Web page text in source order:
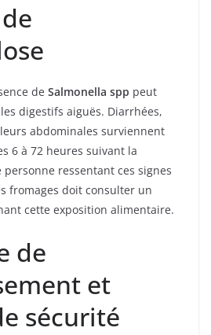
de Salmonella spp peut
digestifs aiguës. Diarrhées,
abdominales surviennent
6 à 72 heures suivant la
ressentant ces signes
fromages doit consulter un
cette exposition alimentaire.
de
et
sécurité